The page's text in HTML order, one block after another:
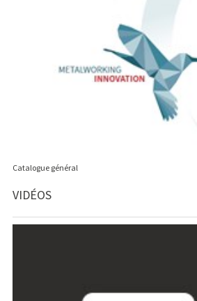
Catalogue général
VIDÉOS